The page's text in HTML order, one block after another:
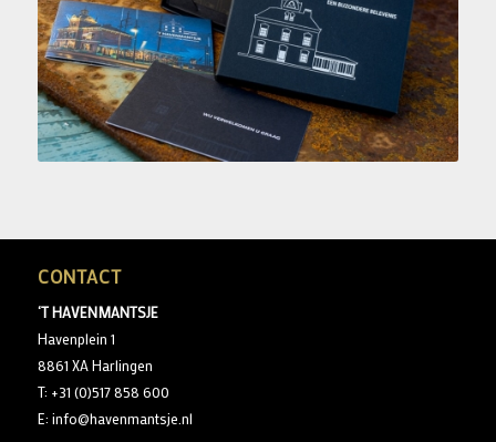
CONTACT
‘T HAVENMANTSJE
Havenplein 1
8861 XA Harlingen
T: +31 (0)517 858 600
E: info@havenmantsje.nl